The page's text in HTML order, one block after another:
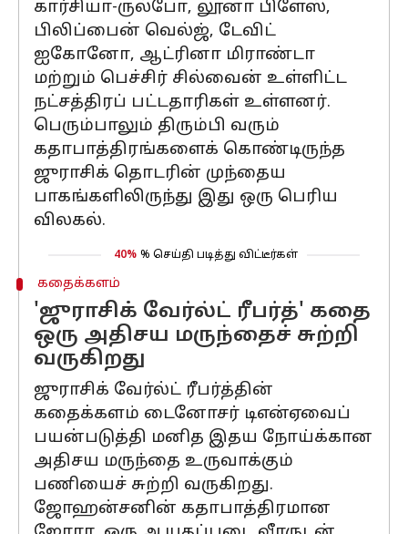
கார்சியா-ருல்போ, லூனா பிளேஸ்,
பிலிப்பைன் வெல்ஜ், டேவிட்
ஐகோனோ, ஆட்ரினா மிராண்டா
மற்றும் பெச்சிர் சில்வைன் உள்ளிட்ட
நட்சத்திரப் பட்டதாரிகள் உள்ளனர்.
பெரும்பாலும் திரும்பி வரும்
கதாபாத்திரங்களைக் கொண்டிருந்த
ஜுராசிக் தொடரின் முந்தைய
பாகங்களிலிருந்து இது ஒரு பெரிய
விலகல்.
40% % செய்தி படித்து விட்டீர்கள்
கதைக்களம்
'ஜுராசிக் வேர்ல்ட் ரீபர்த்' கதை
ஒரு அதிசய மருந்தைச் சுற்றி
வருகிறது
ஜுராசிக் வேர்ல்ட் ரீபர்த்தின்
கதைக்களம் டைனோசர் டிஎன்ஏவைப்
பயன்படுத்தி மனித இதய நோய்க்கான
அதிசய மருந்தை உருவாக்கும்
பணியைச் சுற்றி வருகிறது.
ஜோஹன்சனின் கதாபாத்திரமான